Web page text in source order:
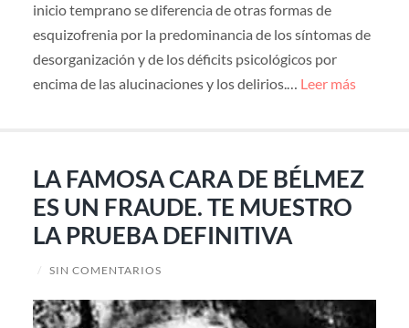
inicio temprano se diferencia de otras formas de
esquizofrenia por la predominancia de los síntomas de
desorganización y de los déficits psicológicos por
encima de las alucinaciones y los delirios.… Leer más
LA FAMOSA CARA DE BÉLMEZ
ES UN FRAUDE. TE MUESTRO
LA PRUEBA DEFINITIVA
/ SIN COMENTARIOS